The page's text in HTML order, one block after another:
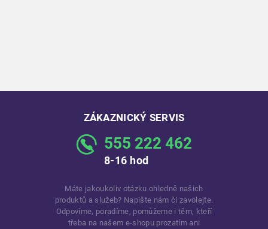
ZÁKAZNICKÝ SERVIS
555 222 462
8-16 hod
Máte jakoukoliv otázku ohledně našich
produktů a služeb? Napište nám či zavolejte.
Odpovíme, poradíme, pomůžeme i těm, kteří
třeba na našem e-shopu prozatím ani